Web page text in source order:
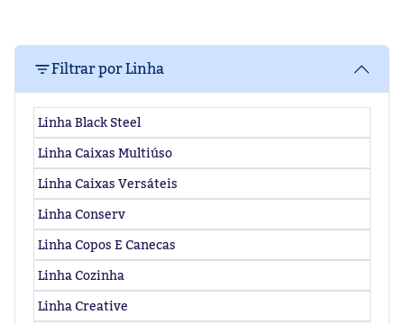
Filtrar por Linha
Linha Black Steel
Linha Caixas Multiúso
Linha Caixas Versáteis
Linha Conserv
Linha Copos E Canecas
Linha Cozinha
Linha Creative